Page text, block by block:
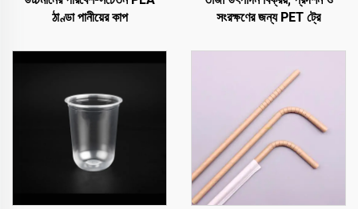
ঠাণ্ডা পানীয়ের কাপ
সংরক্ষণের জন্য PET ট্রে